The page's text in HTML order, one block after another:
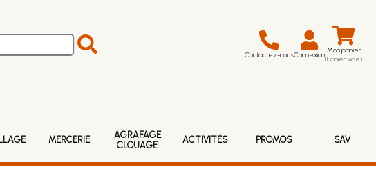
Contactez-nousConnexion Mon panier
(Panier vide)
MERCERIE
AGRAFAGE
CLOUAGE
ACTIVITÉS PROMOS SAV